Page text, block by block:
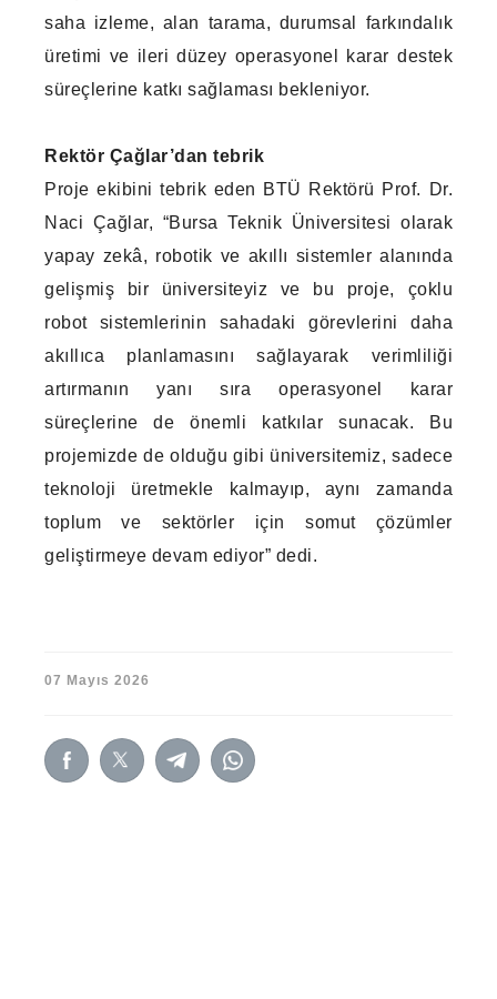
saha izleme, alan tarama, durumsal farkındalık
üretimi ve ileri düzey operasyonel karar destek
süreçlerine katkı sağlaması bekleniyor.
Rektör Çağlar’dan tebrik
Proje ekibini tebrik eden BTÜ Rektörü Prof. Dr.
Naci Çağlar, “Bursa Teknik Üniversitesi olarak
yapay zekâ, robotik ve akıllı sistemler alanında
gelişmiş bir üniversiteyiz ve bu proje, çoklu
robot sistemlerinin sahadaki görevlerini daha
akıllıca planlamasını sağlayarak verimliliği
artırmanın yanı sıra operasyonel karar
süreçlerine de önemli katkılar sunacak. Bu
projemizde de olduğu gibi üniversitemiz, sadece
teknoloji üretmekle kalmayıp, aynı zamanda
toplum ve sektörler için somut çözümler
geliştirmeye devam ediyor” dedi.
07 Mayıs 2026